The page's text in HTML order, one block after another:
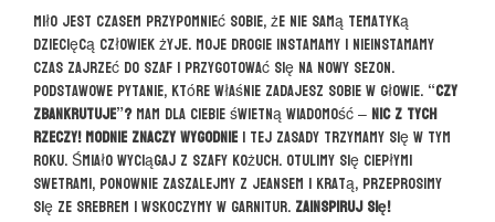
Miło jest czasem przypomnieć sobie, że nie samą tematyką
dziecięcą człowiek żyje. Moje drogie instamamy i nieinstamamy
czas zajrzeć do szaf i przygotować się na nowy sezon.
Podstawowe pytanie, które właśnie zadajesz sobie w głowie. “Czy
zbankrutuje”?Mam dla Ciebie świetną wiadomość – nic z tych
rzeczy! Modnie znaczy wygodnie i tej zasady trzymamy się w tym
roku. Śmiało wyciągaj z szafy kożuch. Otulimy się ciepłymi
swetrami, ponownie zaszalejmy z jeansem i kratą, przeprosimy
się ze srebrem i wskoczymy w garnitur. Zainspiruj się!